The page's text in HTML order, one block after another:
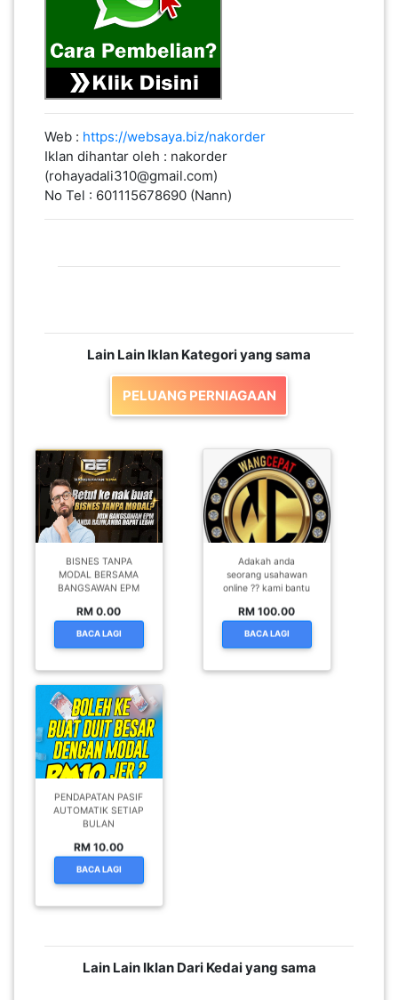
Web : https://websaya.biz/nakorder
Iklan dihantar oleh : nakorder
(rohayadali310@gmail.com)
No Tel : 601115678690 (Nann)
Lain Lain Iklan Kategori yang sama
PELUANG PERNIAGAAN
BISNES TANPA
MODAL BERSAMA
BANGSAWAN EPM
RM 0.00
BACA LAGI
Adakah anda
seorang usahawan
online ?? kami bantu
RM 100.00
BACA LAGI
PENDAPATAN PASIF
AUTOMATIK SETIAP
BULAN
RM 10.00
BACA LAGI
Lain Lain Iklan Dari Kedai yang sama
PAHANG(13)
KELANTAN(22)
PERAK(41)
TERENGGANU(12)
SARAWAK(2)
MELAKA(53)
PENANG(2)
PERLIS(6)
KUALA
LUMPUR(16)
PUTRAJAYA(9)